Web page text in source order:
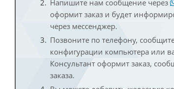
Напишите нам сообщение через
оформит заказ и будет
через мессенджер.
Позвоните по телефону,
конфигурации компьютера или
Консультант оформит заказ,
заказа.